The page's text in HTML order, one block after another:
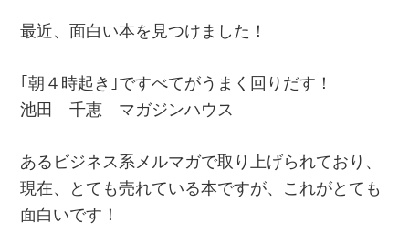
最近、面白い本を見つけました！
｢朝４時起き｣ですべてがうまく回りだす！
池田 千恵 マガジンハウス
あるビジネス系メルマガで取り上げられており、
現在、とても売れている本ですが、これがとても
面白いです！